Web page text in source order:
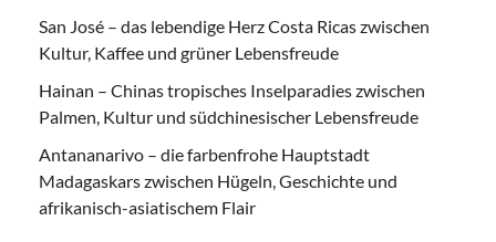
San José – das lebendige Herz Costa Ricas zwischen
Kultur, Kaffee und grüner Lebensfreude
Hainan – Chinas tropisches Inselparadies zwischen
Palmen, Kultur und südchinesischer Lebensfreude
Antananarivo – die farbenfrohe Hauptstadt
Madagaskars zwischen Hügeln, Geschichte und
afrikanisch-asiatischem Flair